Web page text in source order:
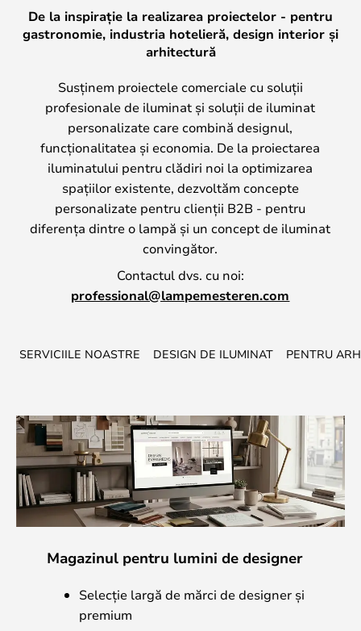
De la inspirație la realizarea proiectelor - pentru
gastronomie, industria hotelieră, design interior și
arhitectură
Susținem proiectele comerciale cu soluții
profesionale de iluminat și soluții de iluminat
personalizate care combină designul,
funcționalitatea și economia. De la proiectarea
iluminatului pentru clădiri noi la optimizarea
spațiilor existente, dezvoltăm concepte
personalizate pentru clienții B2B - pentru
diferența dintre o lampă și un concept de iluminat
convingător.
Contactul dvs. cu noi:
professional@lampemesteren.com
SERVICIILE NOASTRE DESIGN DE ILUMINAT PENTRU
Magazinul pentru lumini de designer
Selecție largă de mărci de designer și
premium